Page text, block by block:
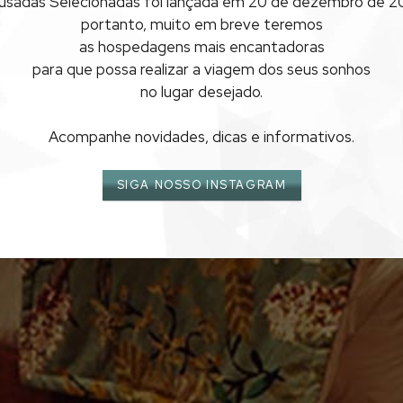
PARATY
portanto, muito em breve teremos
as hospedagens mais encantadoras
para que possa realizara viagem dos seus sonhos
no lugar desejado.
Acompanhe novidades, dicas e informativos.
SIGA NOSSO INSTAGRAM